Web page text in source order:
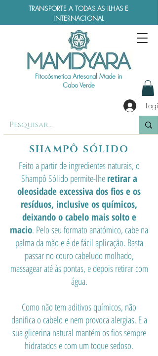
TRANSPORTE A TODAS AS ILHAS E
INTERNACIONAL
Fitocósmetica Artesanal Made in
Cabo Verde
Login
SHAMPÔ SÓLIDO
Feito a partir de ingredientes naturais, o
Shampô Sólido permite-lheretirar a
oleosidade excessiva dos fios e os
resíduos, inclusive os químicos,
deixando o cabelo mais solto e
macio. Pelo seu formato anatómico, cabe na
palma da mão e é de fácil aplicação. Basta
passar no couro cabeludo molhado,
massagear até às pontas, e depois retirar com
água.
Como não tem aditivos químicos, não
danifica o cabelo e nem provoca alergias. E a
sua glicerina natural mantém os fios sempre
hidratados e com um toque sedoso.